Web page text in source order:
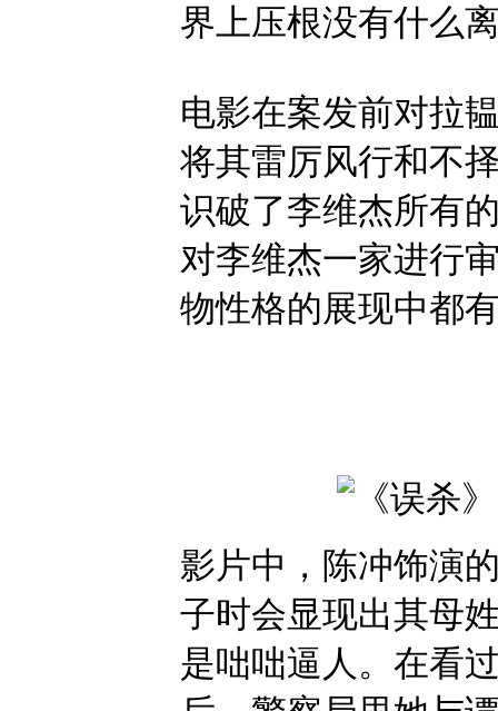
界上压根没有什么
电影在案发前对拉
将其雷厉风行和不
识破了李维杰所有
对李维杰一家进行
物性格的展现中都
影片中，陈冲饰演
子时会显现出其母
是咄咄逼人。在看